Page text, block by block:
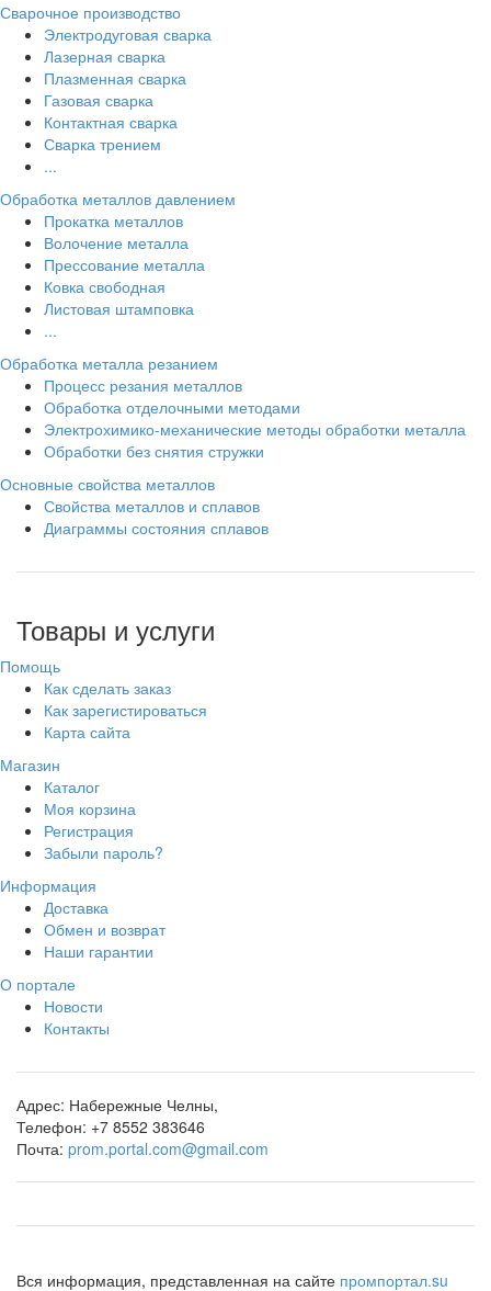
Сварочное производство
Электродуговая сварка
Лазерная сварка
Плазменная сварка
Газовая сварка
Контактная сварка
Сварка трением
...
Обработка металлов давлением
Прокатка металлов
Волочение металла
Прессование металла
Ковка свободная
Листовая штамповка
...
Обработка металла резанием
Процесс резания металлов
Обработка отделочными методами
Электрохимико-механические методы обработки металла
Обработки без снятия стружки
Основные свойства металлов
Свойства металлов и сплавов
Диаграммы состояния сплавов
Товары и услуги
Помощь
Как сделать заказ
Как зарегистироваться
Карта сайта
Магазин
Каталог
Моя корзина
Регистрация
Забыли пароль?
Информация
Доставка
Обмен и возврат
Наши гарантии
О портале
Новости
Контакты
Адрес: Набережные Челны,
Телефон: +7 8552 383646
Почта: prom.portal.com@gmail.com
Вся информация, представленная на сайте промпортал.su